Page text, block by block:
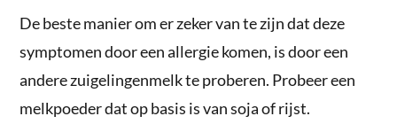
De beste manier om er zeker van te zijn dat deze
symptomen door een allergie komen, is door een
andere zuigelingenmelk te proberen. Probeer een
melkpoeder dat op basis is van soja of rijst.